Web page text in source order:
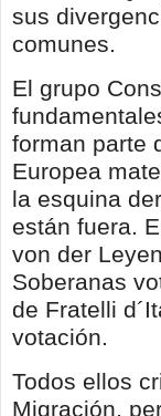
sus
comunes.
El grupo
forman parte
Europea
la esquina
están fuera.
von der
Soberanas
de Fratelli
votación.
Todos ellos
Migración,